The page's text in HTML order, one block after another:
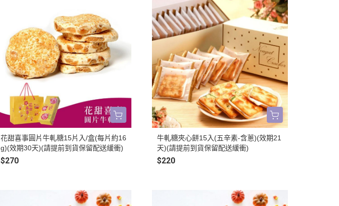
花甜喜事圓片牛軋糖15片入/盒(每片約16
g)(效期30天)(請提前到貨保留配送緩衝)
$270
牛軋糖夾心餅15入(五辛素-含蔥)(效期21
天)(請提前到貨保留配送緩衝)
$220